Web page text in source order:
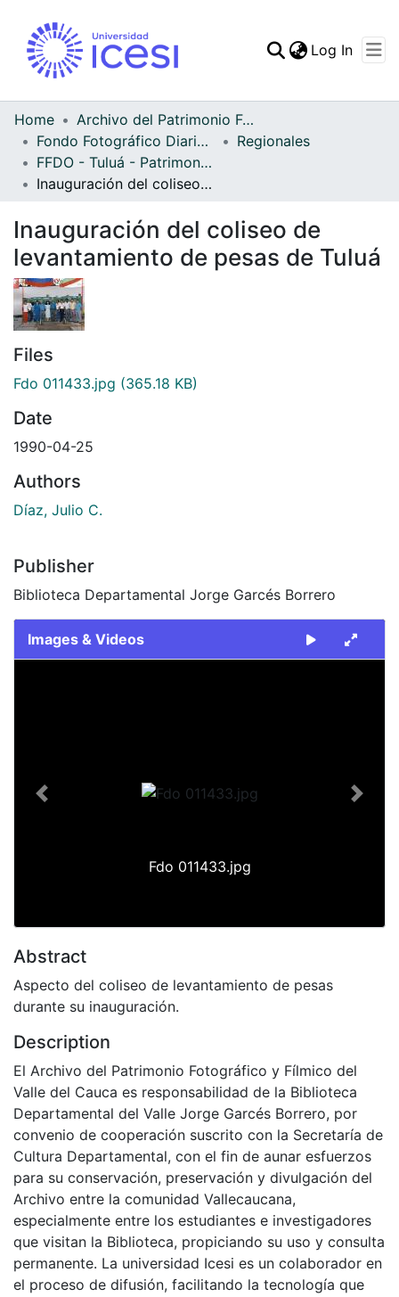
Statistics
Log In
Home
Archivo del Patrimonio Fotográfico y Fílmico del Valle del Cauca
Fondo Fotográfico Diario Occidente
Regionales
FFDO - Tuluá - Patrimonial
Inauguración del coliseo de levantamiento de pesas de Tuluá
Inauguración del coliseo de
levantamiento de pesas de Tuluá
Files
Fdo 011433.jpg (365.18 KB)
Date
1990-04-25
Authors
Díaz, Julio C.
Publisher
Biblioteca Departamental Jorge Garcés Borrero
Images & Videos
Fdo 011433.jpg
Previous Next
Abstract
Aspecto del coliseo de levantamiento de pesas
durante su inauguración.
Description
El Archivo del Patrimonio Fotográfico y Fílmico del
Valle del Cauca es responsabilidad de la Biblioteca
Departamental del Valle Jorge Garcés Borrero, por
convenio de cooperación suscrito con la Secretaría de
Cultura Departamental, con el fin de aunar esfuerzos
para su conservación, preservación y divulgación del
Archivo entre la comunidad Vallecaucana,
especialmente entre los estudiantes e investigadores
que visitan la Biblioteca, propiciando su uso y consulta
permanente. La universidad Icesi es un colaborador en
el proceso de difusión, facilitando la tecnología que